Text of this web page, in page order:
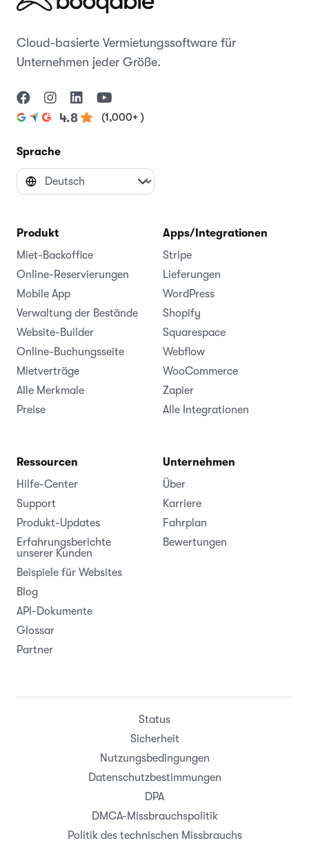
Cloud-basierte Vermietungssoftware für
Unternehmen jeder Größe.
4.8 (1,000+ )
Sprache
Produkt
Miet-Backoffice
Online-Reservierungen
Mobile App
Verwaltung der Bestände
Website-Builder
Online-Buchungsseite
Mietverträge
Alle Merkmale
Preise
Apps/Integrationen
Stripe
Lieferungen
WordPress
Shopify
Squarespace
Webflow
WooCommerce
Zapier
Alle Integrationen
Ressourcen
Hilfe-Center
Support
Produkt-Updates
Erfahrungsberichte
unserer Kunden
Beispiele für Websites
Blog
API-Dokumente
Glossar
Partner
Unternehmen
Über
Karriere
Fahrplan
Bewertungen
Status
Sicherheit
Nutzungsbedingungen
Datenschutzbestimmungen
DPA
DMCA-Missbrauchspolitik
Politik des technischen Missbrauchs